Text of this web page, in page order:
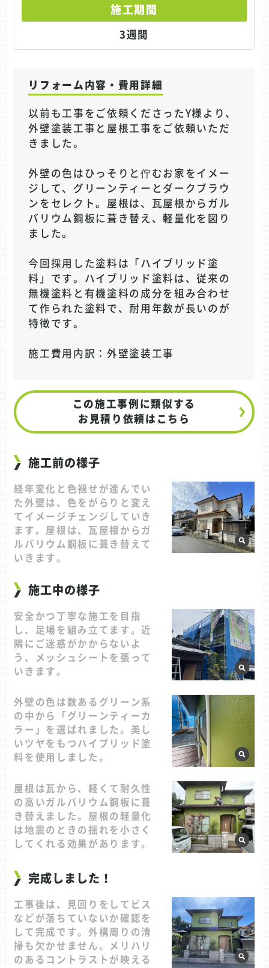
施工期間
3週間
リフォーム内容・費用詳細
以前も工事をご依頼くださったY様より、
外壁塗装工事と屋根工事をご依頼いただ
きました。
外壁の色はひっそりと佇むお家をイメー
ジして、グリーンティーとダークブラウ
ンをセレクト。屋根は、瓦屋根からガル
バリウム鋼板に葺き替え、軽量化を図り
ました。
今回採用した塗料は「ハイブリッド塗
料」です。ハイブリッド塗料は、従来の
無機塗料と有機塗料の成分を組み合わせ
て作られた塗料で、耐用年数が長いのが
特徴です。
施工費用内訳：外壁塗装工事
この施工事例に類似する
お見積り依頼はこちら
施工前の様子
経年変化と色褪せが進んでい
た外壁は、色をがらりと変え
てイメージチェンジしていき
ます。屋根は、瓦屋根からガ
ルバリウム鋼板に葺き替えて
いきます。
施工中の様子
安全かつ丁寧な施工を目指
し、足場を組み立てます。近
隣にご迷惑がかからないよ
う、メッシュシートを張って
いきます。
外壁の色は数あるグリーン系
の中から「グリーンティーカ
ラー」を選ばれました。美し
いツヤをもつハイブリッド塗
料を使用しました。
屋根は瓦から、軽くて耐久性
の高いガルバリウム鋼板に葺
き替えました。屋根の軽量化
は地震のときの揺れを小さく
してくれる効果があります。
完成しました！
工事後は、見回りをしてビス
などが落ちていないか確認を
して完成です。外構周りの清
掃も欠かせません。メリハリ
のあるコントラストが映える